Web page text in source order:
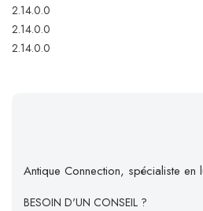
2.14.0.0
2.14.0.0
2.14.0.0
Antique Connection, spécialiste
BESOIN D'UN CONSEIL ?